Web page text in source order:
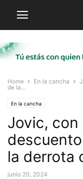
Home En la cancha
de la...
En la cancha
Jovic, con
la derrota
junio 20, 2024